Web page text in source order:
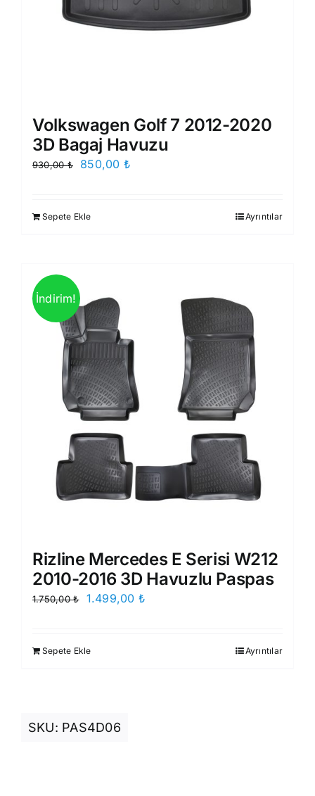
Volkswagen Golf 7 2012-2020
3D Bagaj Havuzu
930,00₺
Orijinal
850,00 ₺
Sepete Ekle Ayrıntılar
İndirim!
Rizline Mercedes E Serisi W212
2010-2016 3D Havuzlu Paspas
1.750,00₺
Orijinal
1.499,00 ₺
Sepete Ekle Ayrıntılar
SKU: PAS4D06